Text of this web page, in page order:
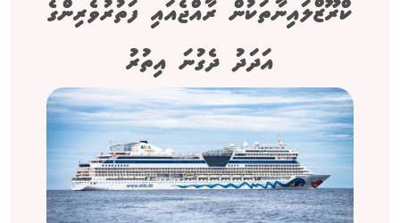
ކްރޫޒްލައިނާތަކުން ރާއްޖެއައި ފަތުރުވެރިންގެ
އަދަދު ދެގުނަ އިތުރު